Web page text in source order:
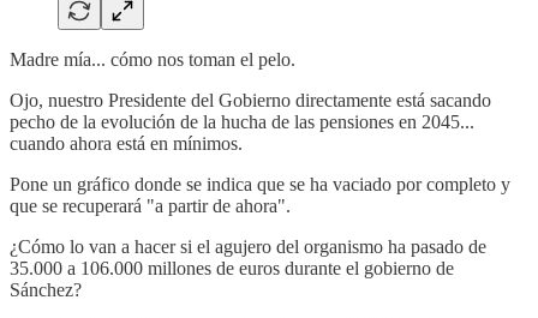
Madre mía... cómo nos toman el pelo.
Ojo, nuestro Presidente del Gobierno directamente está sacando
pecho de la evolución de la hucha de las pensiones en 2045...
cuando ahora está en mínimos.
Pone un gráfico donde se indica que se ha vaciado por completo y
que se recuperará "a partir de ahora".
¿Cómo lo van a hacer si el agujero del organismo ha pasado de
35.000 a 106.000 millones de euros durante el gobierno de
Sánchez?